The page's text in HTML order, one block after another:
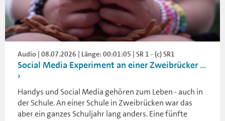
Audio | 08.07.2026 | Länge: 00:01:05 | SR 1 - (c) SR1
Social Media Experiment an einer Zweibrücker ...
Handys und Social Media gehören zum Leben - auch in
der Schule. An einer Schule in Zweibrücken war das
aber ein ganzes Schuljahr lang anders. Eine fünfte